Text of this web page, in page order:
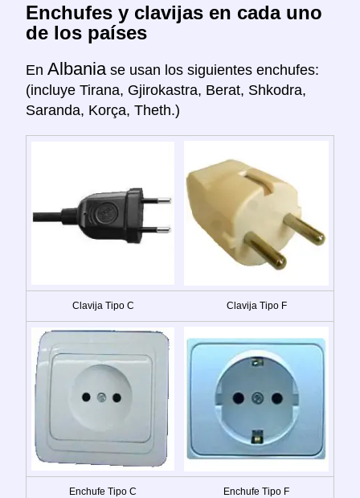
Enchufes y clavijas en cada uno
de los países
En Albania se usan los siguientes enchufes:
(incluye Tirana, Gjirokastra, Berat, Shkodra,
Saranda, Korça, Theth.)
Clavija Tipo C Clavija Tipo F
Enchufe Tipo C Enchufe Tipo F